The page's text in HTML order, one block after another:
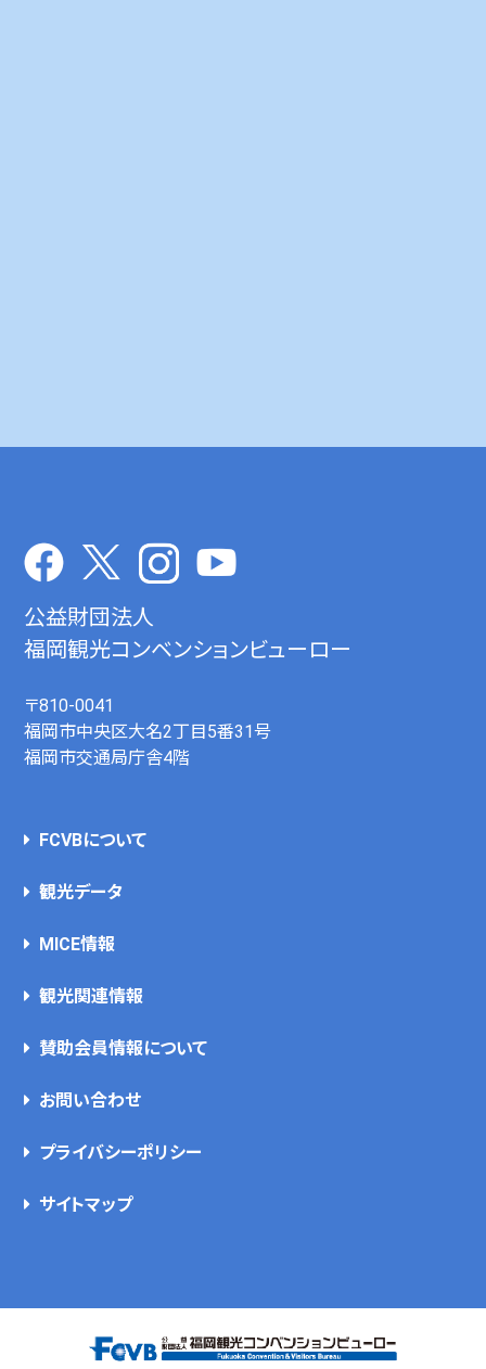
公益財団法人
福岡観光コンベンションビューロー
〒810-0041
福岡市中央区大名2丁目5番31号
福岡市交通局庁舎4階
FCVBについて
観光データ
MICE情報
観光関連情報
賛助会員情報について
お問い合わせ
プライバシーポリシー
サイトマップ